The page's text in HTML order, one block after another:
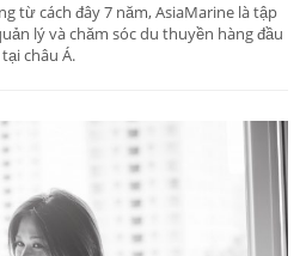
từ cách đây 7 năm, AsiaMarine là tập
lý và chăm sóc du thuyền hàng đầu
tại châu Á.